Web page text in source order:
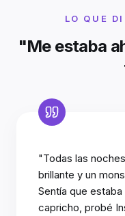
LO QUE
"Me estaba
"Todas las
brillante y un
Sentía que
capricho, probé